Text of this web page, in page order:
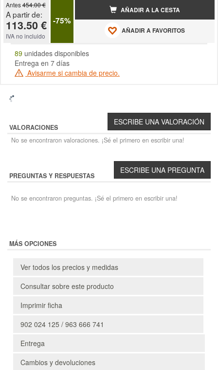
Antes454.00 €
A partir de:
113.50 €
IVA no incluido
-75%
AÑADIR A LA CESTA
AÑADIR A FAVORITOS
89 unidades disponibles
Entrega en 7 días
Avisarme si cambia de precio.
VALORACIONES
No se encontraron valoraciones. ¡Sé el primero en escribir una!
PREGUNTAS Y RESPUESTAS
No se encontraron preguntas. ¡Sé el primero en escribir una!
MÁS OPCIONES
Ver todos los precios y medidas
Consultar sobre este producto
Imprimir ficha
902 024 125 / 963 666 741
Entrega
Cambios y devoluciones